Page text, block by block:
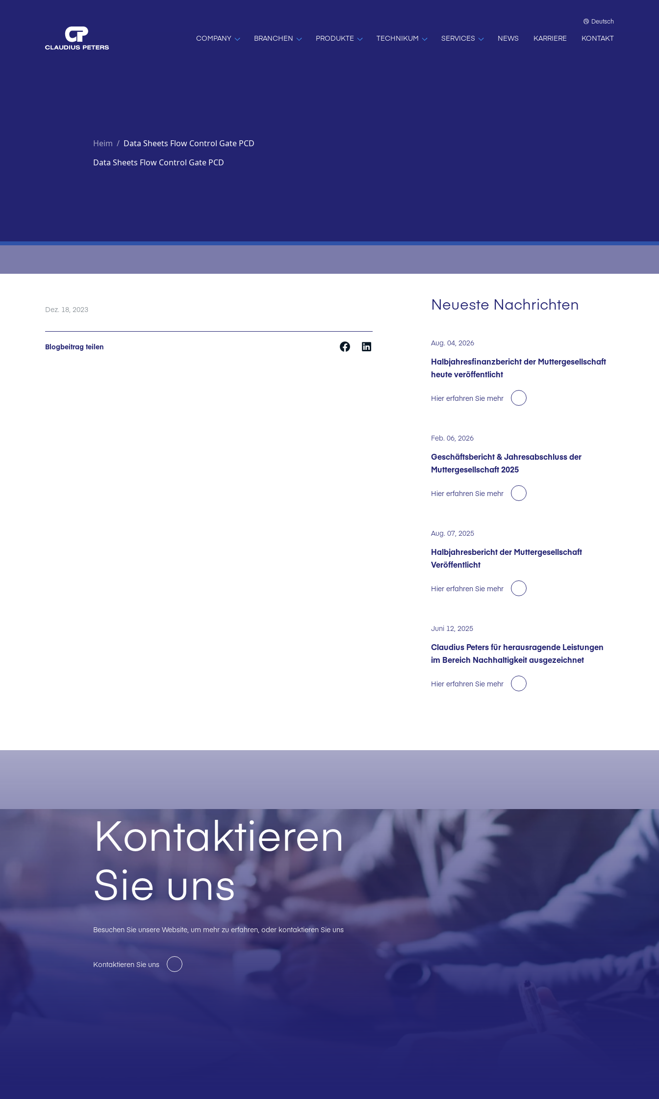
Deutsch
COMPANY BRANCHEN PRODUKTE TECHNIKUM SERVICES NEWS KARRIERE KONTAKT
Heim / Data Sheets Flow Control Gate PCD
Data Sheets Flow Control Gate PCD
Dez. 18, 2023
Blogbeitrag teilen
Neueste Nachrichten
Aug. 04, 2026
Halbjahresfinanzbericht der Muttergesellschaft
heute veröffentlicht
Hier erfahren Sie mehr
Feb. 06, 2026
Geschäftsbericht & Jahresabschluss der
Muttergesellschaft 2025
Hier erfahren Sie mehr
Aug. 07, 2025
Halbjahresbericht der Muttergesellschaft
Veröffentlicht
Hier erfahren Sie mehr
Juni 12, 2025
Claudius Peters für herausragende Leistungen
im Bereich Nachhaltigkeit ausgezeichnet
Hier erfahren Sie mehr
Kontaktieren
Sie uns
Besuchen Sie unsere Website, um mehr zu erfahren, oder kontaktieren Sie uns
Kontaktieren Sie uns